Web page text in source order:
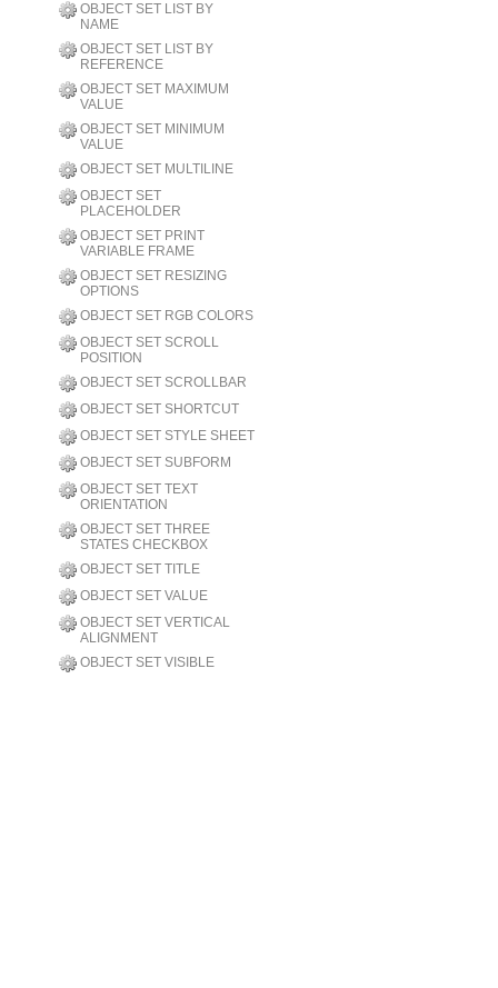
OBJECT SET LIST BY
NAME
OBJECT SET LIST BY
REFERENCE
OBJECT SET MAXIMUM
VALUE
OBJECT SET MINIMUM
VALUE
OBJECT SET MULTILINE
OBJECT SET
PLACEHOLDER
OBJECT SET PRINT
VARIABLE FRAME
OBJECT SET RESIZING
OPTIONS
OBJECT SET RGB COLORS
OBJECT SET SCROLL
POSITION
OBJECT SET SCROLLBAR
OBJECT SET SHORTCUT
OBJECT SET STYLE SHEET
OBJECT SET SUBFORM
OBJECT SET TEXT
ORIENTATION
OBJECT SET THREE
STATES CHECKBOX
OBJECT SET TITLE
OBJECT SET VALUE
OBJECT SET VERTICAL
ALIGNMENT
OBJECT SET VISIBLE